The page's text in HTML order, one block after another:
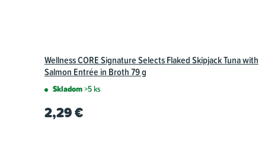
Wellness CORE Signature Selects Flaked Skipjack Tuna with
Salmon Entrée in Broth 79 g
Skladom>5 ks
2,29 €